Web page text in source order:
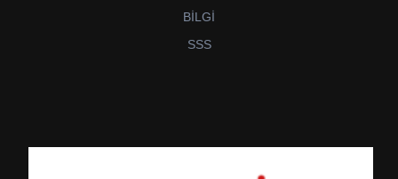
BİLGİ
SSS